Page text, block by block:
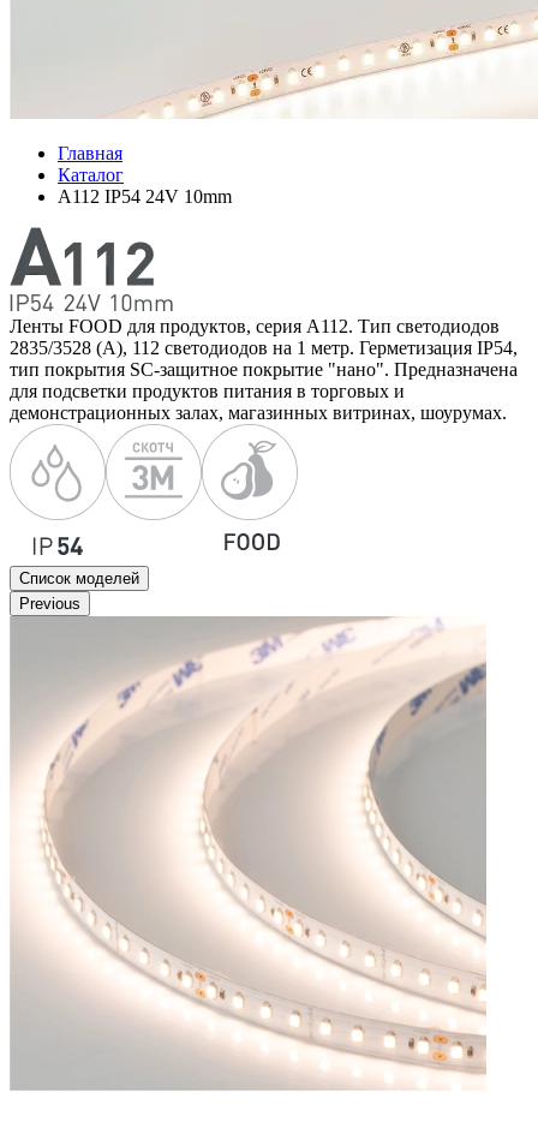
Главная
Каталог
A112 IP54 24V 10mm
Ленты FOOD для продуктов, серия A112. Тип светодиодов
2835/3528 (A), 112 светодиодов на 1 метр. Герметизация IP54,
тип покрытия SC-защитное покрытие "нано". Предназначена
для подсветки продуктов питания в торговых и
демонстрационных залах, магазинных витринах, шоурумах.
Список моделей
Previous